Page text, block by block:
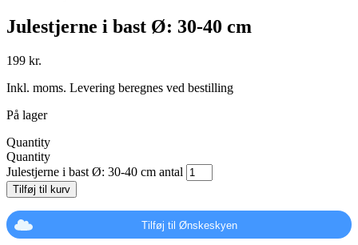
Julestjerne i bast Ø: 30-40 cm
199 kr.
Inkl. moms. Levering beregnes ved bestilling
På lager
Quantity
Quantity
Julestjerne i bast Ø: 30-40 cm antal
Tilføj til kurv
Tilføj til Ønskeskyen